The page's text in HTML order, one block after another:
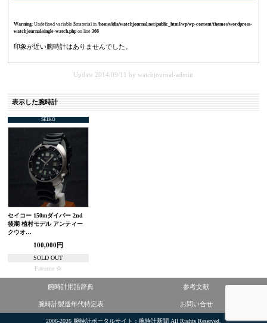
Warning: Undefined variable $material in /home/idia/watchjournal.net/public_html/wp/wp-content/themes/wordpress-
watchjournal/single-watch.phpon line 366
印象が近い腕時計はありませんでした。
Update 2014/09/11 bywatchjournal-admin
表示した腕時計
SEIKO
セイコー 150mダイバー 2nd
後期 植村モデル アンティー
クウオ…
100,000円
SOLD OUT
Favorite
腕時計用語辞典 参考文献
腕時計製造年代特定表 お問い合せ
2006-2026 腕時計ポータルサイト：腕時計新聞 All Rights Reserved.